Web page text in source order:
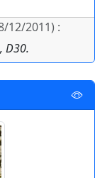
12/2011) :
D30.